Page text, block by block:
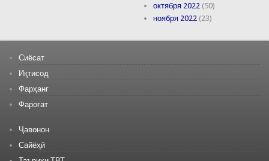
октября 2022 (50)
ноября 2022 (23)
Сиёсат
Иқтисод
Фарҳанг
Фароғат
Ҷавонон
Сайёҳӣ